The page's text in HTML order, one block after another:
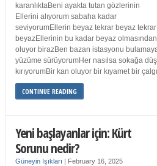
karanlıktaBeni ayakta tutan gözlerinin
Ellerini alıyorum sabaha kadar
seviyorumEllerin beyaz tekrar beyaz tekrar
beyazEllerinin bu kadar beyaz
oluyor birazBen bazan istasyonu
yüzüme sürüyorumHer nasılsa sokağa
kırıyorumBir kan oluyor bir kıyamet bir
CONTINUE READING
Yeni başlayanlar için: Kürt
Sorunu nedir?
Güneyin Işıkları | February 16, 2025